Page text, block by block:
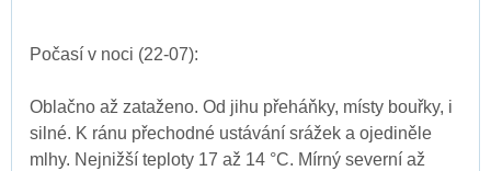
Počasí v noci (22-07):
Oblačno až zataženo. Od jihu přeháňky, místy bouřky, i
silné. K ránu přechodné ustávání srážek a ojediněle
mlhy. Nejnižší teploty 17 až 14 °C. Mírný severní až